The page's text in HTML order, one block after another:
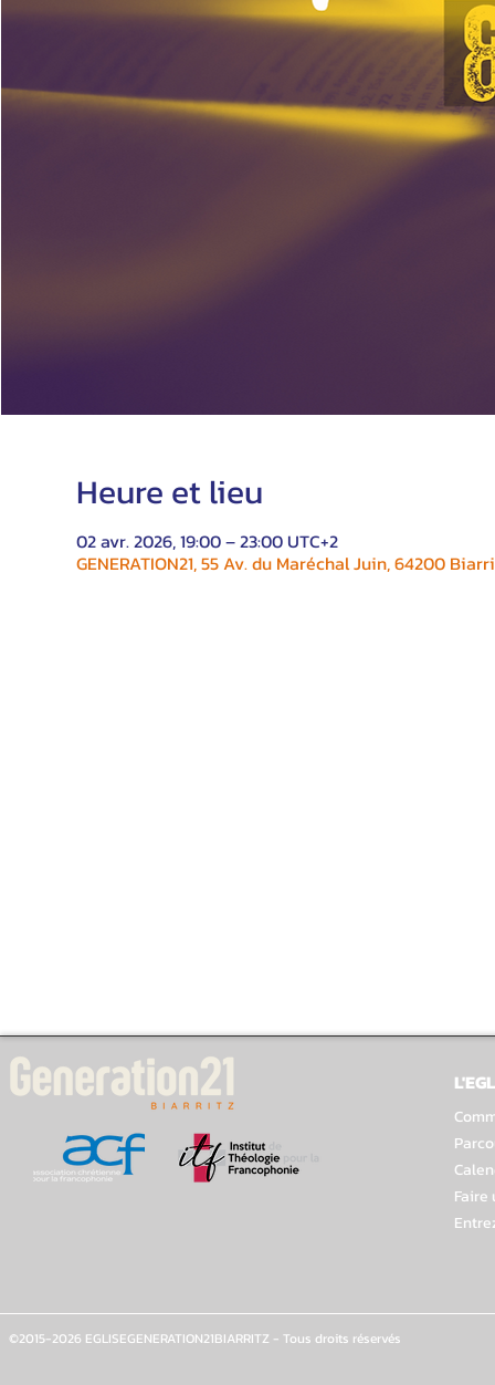
Heure et lieu
02 avr. 2026, 19:00 – 23:00 UTC+2
GENERATION21, 55 Av. du Maréchal Juin, 64200
Faire
©2015-2026 EGLISEGENERATION21BIARRITZ - Tous droits réservés